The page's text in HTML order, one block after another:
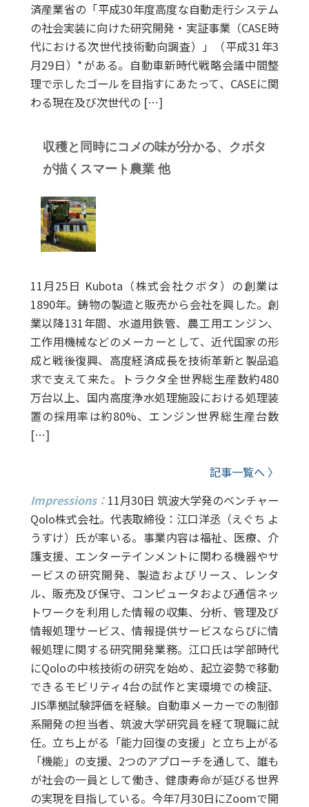
済産業省の「平成30年度高度な自動走行システム
の社会実装に向けた研究開発・実証事業（CASE時
代における次世代技術動向調査）」（平成31年3
月29日）*がある。自動車新時代戦略会議中間整
理で示したゴールを目指すにあたって、CASEに関
わる現在及び次世代の […]
収穫と同時にコメの味が分かる、クボタ
が描くスマート農業 他
11月25日 Kubota（株式会社クボタ）の創業は
1890年。鋳物の製造と販売から会社を興した。創
業以降131年間、水道用鉄管、農工用エンジン、
工作用機械などのメーカーとして、近代国家の形
成と戦後復興、高度経済成長を技術革新と製品追
求で支えて来た。トラクタ全世界総生産数約480
万台以上、国内高度浄水処理施設における処理装
置の採用率は約80%、エンジン世界総生産台数
[…]
記事一覧へ 〉
Impressions： 11月30日 筑波大学発のベンチャー
Qolo株式会社。代表取締役：江口洋丞（えぐち よ
うすけ）氏が率いる。事業内容は福祉、医療、介
護支援、エンターテインメントに関わる機器やサ
ービスの研究開発、製造およびリース、レンタ
ル、販売及び保守、コンピュータおよび通信ネッ
トワークを利用した情報の収集、分析、管理及び
情報処理サービス、情報提供サービスならびに情
報処理に関する研究開発業務。江口氏は学部時代
にQoloの中核技術の研究を始め、起立姿勢で移動
できるモビリティ4台の試作と実環境での検証、
JIS準拠試験評価を経験。自動車メーカーでの制御
系開発の担当者、筑波大学研究員を経て現職に就
任。立ち上がる「能力回復の支援」と立ち上がる
「機能」の支援、2つのアプローチを通して、誰も
が社会の一員として働き、健康寿命が延びる世界
の実現を目指している。今年7月30日にZoomで開